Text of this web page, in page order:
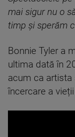
mai sigur nu o
timp și sperăm
Bonnie Tyler a
ultima dată în
acum ca artista
încercare a